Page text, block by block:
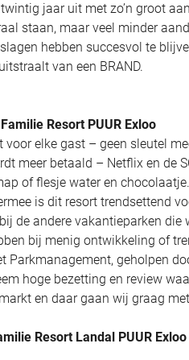
jaar uit met zo’n groot
staan, maar veel minder
hebben succesvol te
van een BRAND.
Resort PUUR Exloo
elke gast – geen sleutel
meer betaald – Netflix en de
of flesje water en
is dit resort trendsettend
de andere vakantieparken die
bij menig ontwikkeling of
Parkmanagement, geholpen
hoge bezetting en review
en daar gaan wij graag
Resort Landal PUUR Exloo